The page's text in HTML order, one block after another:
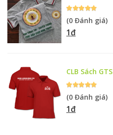
(0 Đánh giá)
1đ
CLB Sách GTS
(0 Đánh giá)
1đ